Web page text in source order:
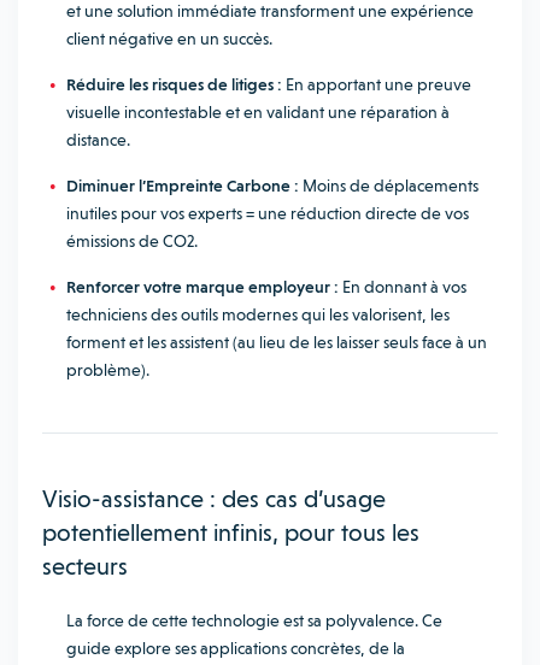
et une solution immédiate transforment une expérience
client négative en un succès.
Réduire les risques de litiges : En apportant une preuve
visuelle incontestable et en validant une réparation à
distance.
Diminuer l’Empreinte Carbone : Moins de déplacements
inutiles pour vos experts = une réduction directe de vos
émissions de CO2.
Renforcer votre marque employeur : En donnant à vos
techniciens des outils modernes qui les valorisent, les
forment et les assistent (au lieu de les laisser seuls face à un
problème).
Visio-assistance : des cas d’usage
potentiellement infinis, pour tous les
secteurs
La force de cette technologie est sa polyvalence. Ce
guide explore ses applications concrètes, de la